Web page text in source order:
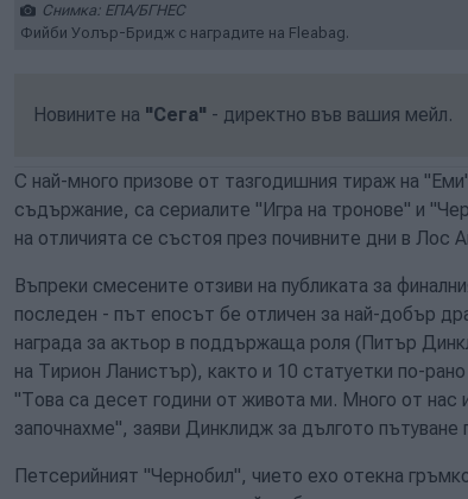
Снимка: ЕПА/БГНЕС
Фийби Уолър-Бридж с наградите на Fleabag.
Новините на "Сега" - директно във вашия мейл.
С най-много призове от тазгодишния тираж на
съдържание, са сериалите "Игра на тронове" и
на отличията се състоя през почивните дни в Лос
Въпреки смесените отзиви на публиката за
последен - път епосът бе отличен за най-добър
награда за актьор в поддържаща роля (Питър
на Тирион Ланистър), както и 10 статуетки по-
"Това са десет години от живота ми. Много от нас
започнахме", заяви Динклидж за дългото пътуване
Петсерийният "Чернобил", чието ехо отекна